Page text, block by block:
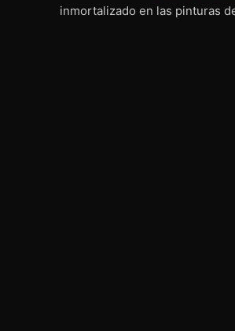
inmortalizado en las pinturas